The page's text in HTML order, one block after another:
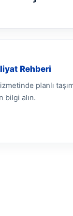
Rehberi
planlı
bilgi alın.